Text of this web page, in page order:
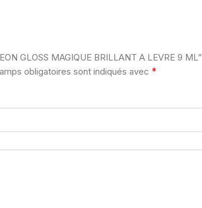
GLOSS MAGIQUE BRILLANT A LEVRE 9 ML”
obligatoires sont indiqués avec *